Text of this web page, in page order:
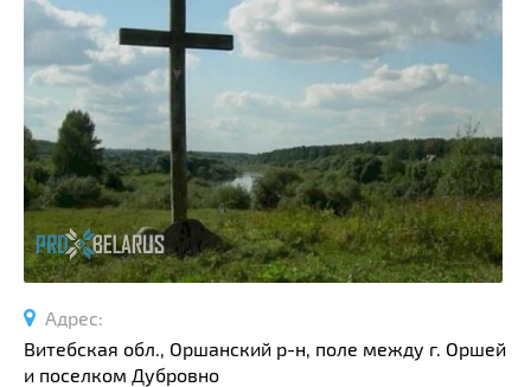
Музеи
Замки и дворцы
Военная история
Гражданская архитектура
Спортивные сооружения
Производства
Ратуши
Родовые усадьбы
Национальные парки и заказники
Озера и водоемы
Адрес:
Витебская обл., Оршанский р-н, поле между г. Оршей
и поселком Дубровно